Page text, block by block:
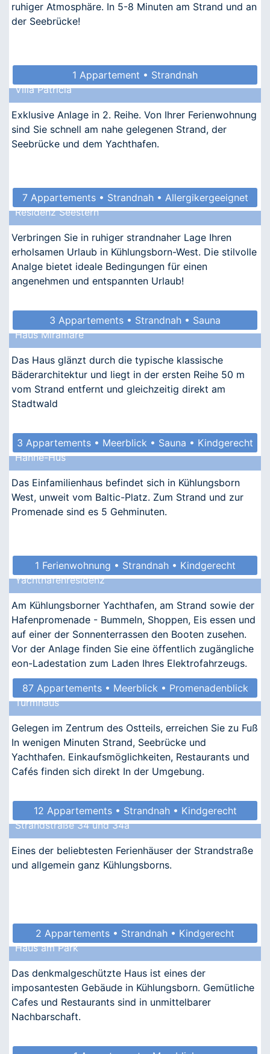
ruhiger Atmosphäre. In 5-8 Minuten am Strand und an
der Seebrücke!
1 Appartement • Strandnah
Villa Patricia
Exklusive Anlage in 2. Reihe. Von Ihrer Ferienwohnung
sind Sie schnell am nahe gelegenen Strand, der
Seebrücke und dem Yachthafen.
7 Appartements • Strandnah • Allergikergeeignet
Residenz Seestern
Verbringen Sie in ruhiger strandnaher Lage Ihren
erholsamen Urlaub in Kühlungsborn-West. Die stilvolle
Analge bietet ideale Bedingungen für einen
angenehmen und entspannten Urlaub!
3 Appartements • Strandnah • Sauna
Haus Miramare
Das Haus glänzt durch die typische klassische
Bäderarchitektur und liegt in der ersten Reihe 50 m
vom Strand entfernt und gleichzeitig direkt am
Stadtwald
3 Appartements • Meerblick • Sauna • Kindgerecht
Hanne-Hus
Das Einfamilienhaus befindet sich in Kühlungsborn
West, unweit vom Baltic-Platz. Zum Strand und zur
Promenade sind es 5 Gehminuten.
1 Ferienwohnung • Strandnah • Kindgerecht
• Allergikergeeignet
Yachthafenresidenz
Am Kühlungsborner Yachthafen, am Strand sowie der
Hafenpromenade - Bummeln, Shoppen, Eis essen und
auf einer der Sonnenterrassen den Booten zusehen.
Vor der Anlage finden Sie eine öffentlich zugängliche
eon-Ladestation zum Laden Ihres Elektrofahrzeugs.
87 Appartements • Meerblick • Promenadenblick
Turmhaus
Gelegen im Zentrum des Ostteils, erreichen Sie zu Fuß
In wenigen Minuten Strand, Seebrücke und
Yachthafen. Einkaufsmöglichkeiten, Restaurants und
Cafés finden sich direkt In der Umgebung.
12 Appartements • Strandnah • Kindgerecht
Strandstraße 34 und 34a
Eines der beliebtesten Ferienhäuser der Strandstraße
und allgemein ganz Kühlungsborns.
2 Appartements • Strandnah • Kindgerecht
Haus am Park
Das denkmalgeschützte Haus ist eines der
imposantesten Gebäude in Kühlungsborn. Gemütliche
Cafes und Restaurants sind in unmittelbarer
Nachbarschaft.